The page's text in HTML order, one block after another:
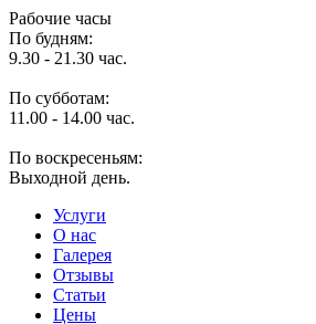
Рабочие часы
По будням:
9.30 - 21.30 час.
По субботам:
11.00 - 14.00 час.
По воскресеньям:
Выходной день.
Услуги
O нас
Галерея
Отзывы
Статьи
Цены